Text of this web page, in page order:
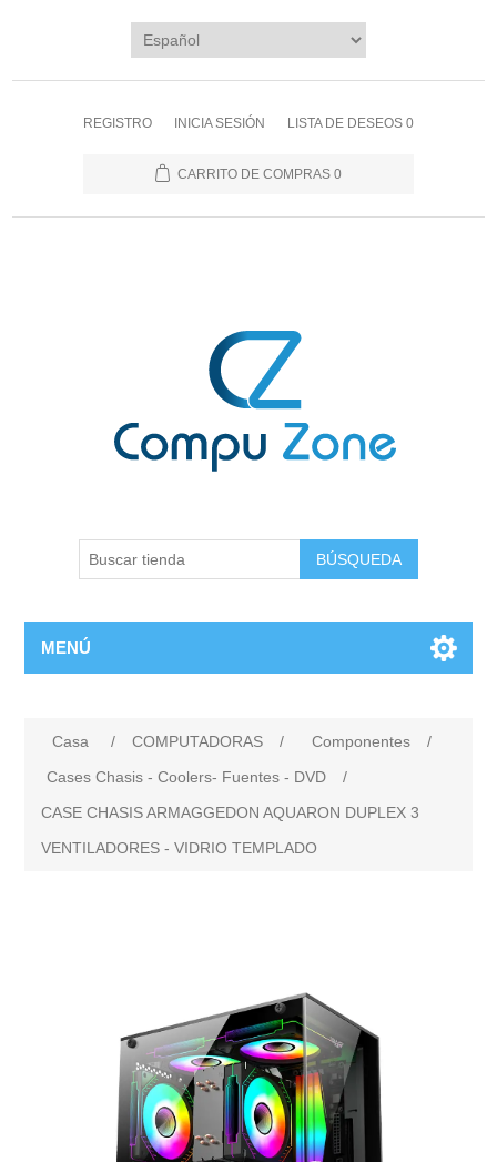
REGISTRO INICIA SESIÓN LISTA DE DESEOS 0
CARRITO DE COMPRAS 0
BÚSQUEDA
MENÚ
Casa / COMPUTADORAS / Componentes
/
Cases Chasis - Coolers- Fuentes - DVD
/
CASE CHASIS ARMAGGEDON AQUARON DUPLEX 3
VENTILADORES - VIDRIO TEMPLADO